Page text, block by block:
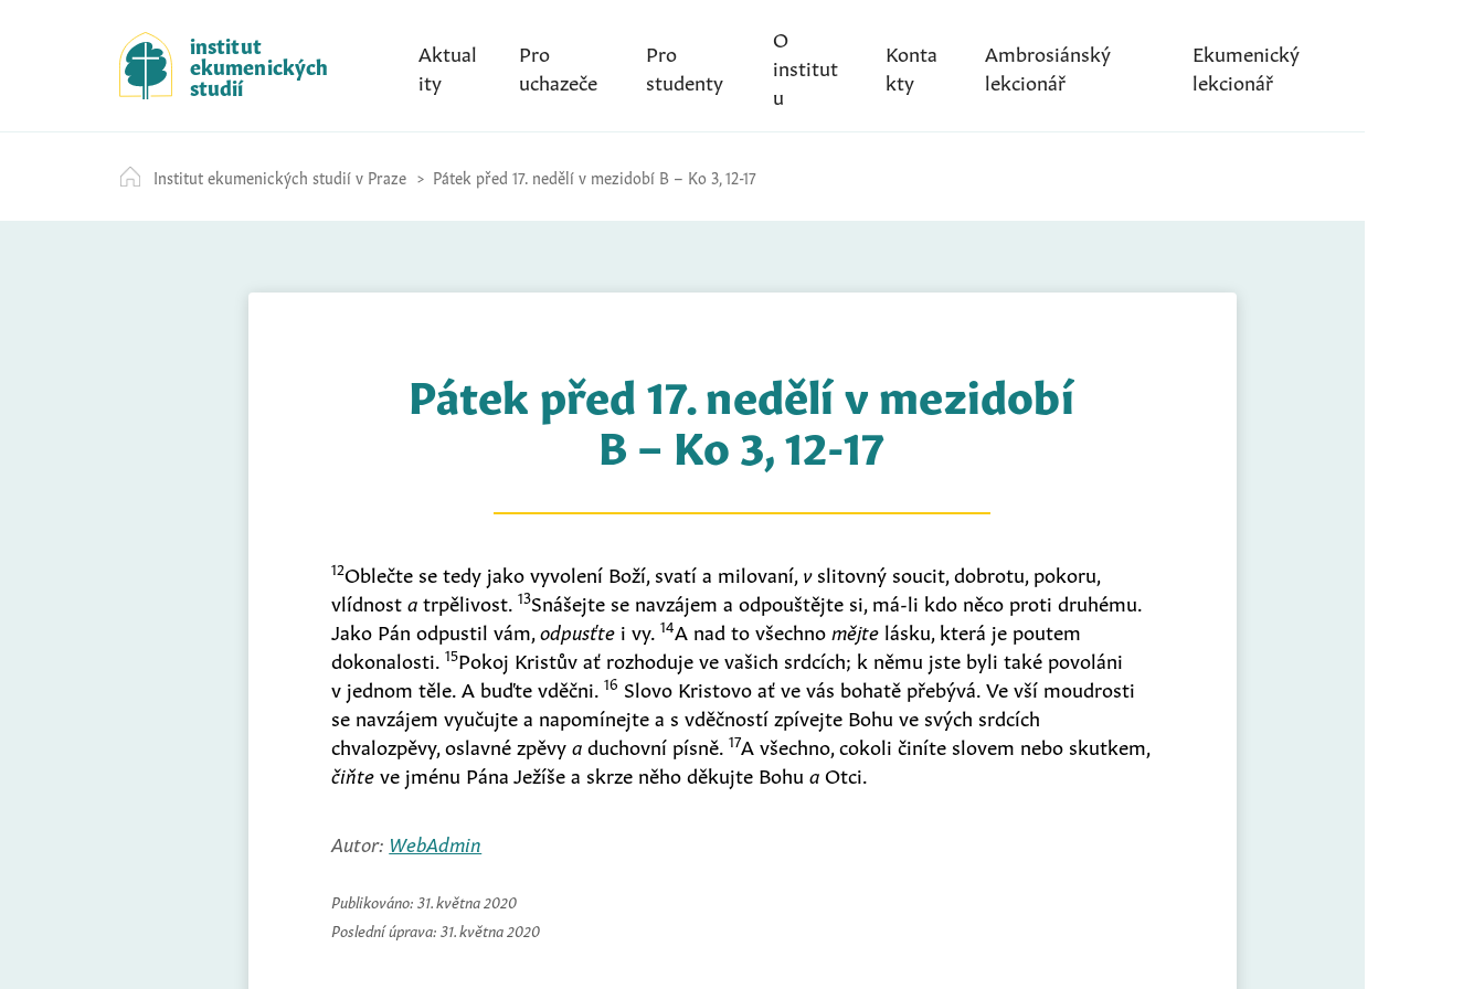
k
i
p
t
c
o
institut
ekumenických
studií
Aktual
ity
Pro
uchazeče
Pro
studenty
O
institut
u
Konta
kty
Ambrosiánský
lekcionář
Ekumenický
lekcionář
Institut ekumenických studií v Praze Pátek před 17. nedělí v mezidobí B – Ko 3, 12-17
Pátek před 17. nedělí v mezidobí
B – Ko 3, 12-17
12Oblečte se tedy jako vyvolení Boží, svatí a milovaní, vslitovný soucit, dobrotu, pokoru,
vlídnostatrpělivost.13Snášejte se navzájem a odpouštějte si, má-li kdo něco proti druhému.
Jako Pán odpustil vám,odpusťte i vy.14A nad to všechno mějte lásku, která je poutem
dokonalosti.15Pokoj Kristův ať rozhoduje ve vašich srdcích; k němu jste byli také povoláni
v jednom těle. A buďte vděčni.16 Slovo Kristovo ať ve vás bohatě přebývá. Ve vší moudrosti
se navzájem vyučujte a napomínejte a s vděčností zpívejte Bohu ve svých srdcích
chvalozpěvy, oslavné zpěvyaduchovní písně.17A všechno, cokoli činíte slovem nebo skutkem,
čiňteve jménu Pána Ježíše a skrze něho děkujte BohuaOtci.
Autor: WebAdmin
Publikováno: 31. května 2020
Poslední úprava: 31. května 2020